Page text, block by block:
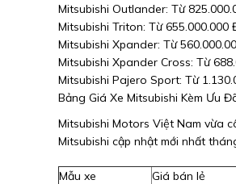
Mitsubishi Outlander: Từ
Mitsubishi Triton: Từ 655.000.000
Mitsubishi Xpander: Từ
Mitsubishi Xpander Cross: Từ
Mitsubishi Pajero Sport: Từ
Bảng Giá Xe Mitsubishi Kèm Ưu
Mitsubishi Motors Việt Nam vừa
Mitsubishi cập nhật mới nhất
Mẫu xe Giá bán lẻ